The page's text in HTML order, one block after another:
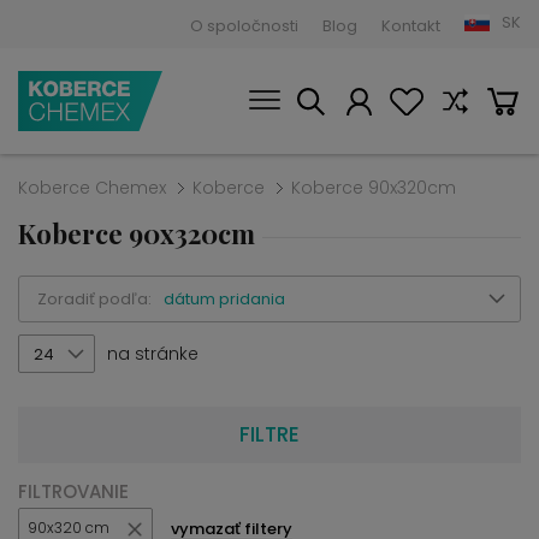
O spoločnosti Blog Kontakt SK
Koberce Chemex Koberce Koberce 90x320cm
Koberce 90x320cm
Zoradiť podľa: dátum pridania
24 na stránke
FILTRE
FILTROVANIE
90x320 cm vymazať filtery